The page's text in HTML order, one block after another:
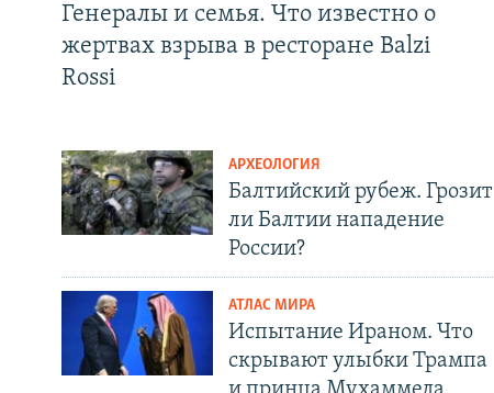
Генералы и семья. Что известно о
жертвах взрыва в ресторане Balzi
Rossi
АРХЕОЛОГИЯ
Балтийский рубеж. Грозит
ли Балтии нападение
России?
АТЛАС МИРА
Испытание Ираном. Что
скрывают улыбки Трампа